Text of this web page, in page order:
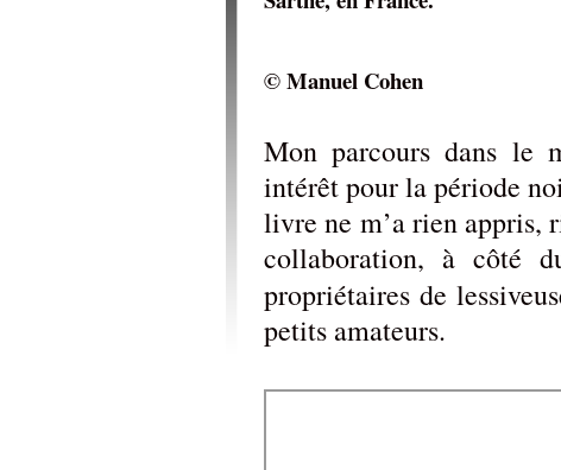
© Manuel Cohen
Mon parcours dans le
intérêt pour la période
livre ne m’a rien appris,
collaboration, à côté
propriétaires de
petits amateurs.